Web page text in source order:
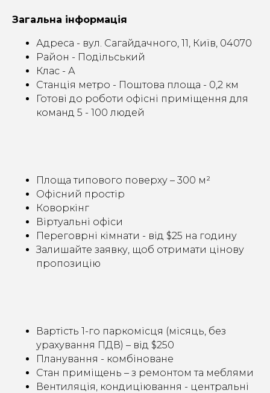
Загальна інформація
Адреса - вул. Сагайдачного, 11, Київ, 04070
Район - Подільський
Клас - А
Станція метро - Поштова площа - 0,2 км
Готові до роботи офісні приміщення для
команд 5 - 100 людей
Площа типового поверху – 300 м²
Офісний простір
Коворкінг
Віртуальні офіси
Переговрні кімнати - від $25 на годину
Залишайте заявку, щоб отримати цінову
пропозицію
Вартість 1-го паркомісця (місяць, без
урахування ПДВ) – від $250
Планування - комбіноване
Стан приміщень – з ремонтом та меблями
Вентиляція, кондиціювання - центральні